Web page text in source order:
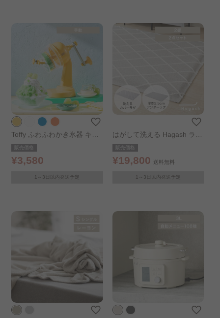
Toffy ふわふわかき氷器 キャ
ナリーイエロー
販売価格
¥3,580
1～3日以内発送予定
はがして洗える Hagash ラグ
セット ベニワレン風 185×18
5cm
販売価格
¥19,800 送料無料
1～3日以内発送予定